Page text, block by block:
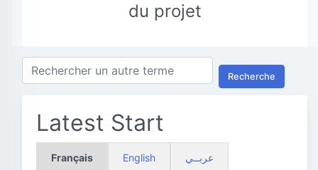
du projet
Recherche
Latest Start
Français English عربــي